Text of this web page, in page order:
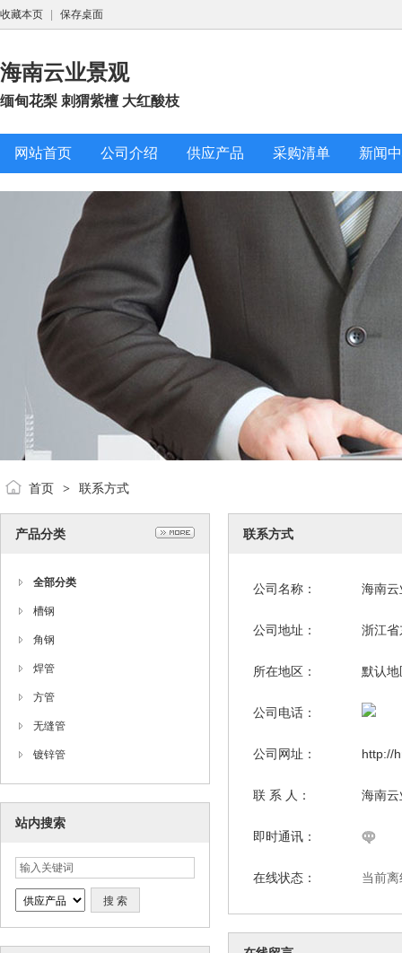
收藏本页 保存桌面
海南云业景观
缅甸花梨 刺猬紫檀 大红酸枝
网站首页 公司介绍 供应产品 采购清单 新闻
首页 > 联系方式
产品分类
全部分类
槽钢
角钢
焊管
方管
无缝管
镀锌管
站内搜索
联系方式
公司名称： 海南
公司地址： 浙江
所在地区： 默认地
公司电话：
公司网址： http://
联 系 人： 海南
即时通讯：
在线状态： 当前离